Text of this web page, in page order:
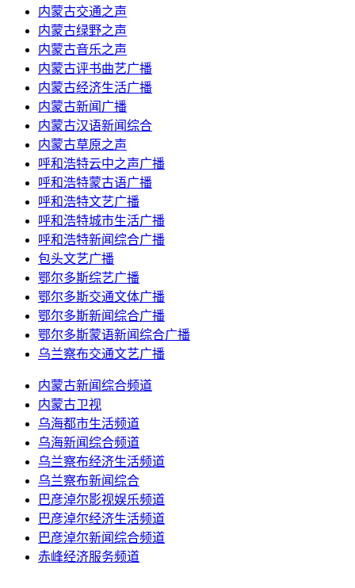
内蒙古交通之声
内蒙古绿野之声
内蒙古音乐之声
内蒙古评书曲艺广播
内蒙古经济生活广播
内蒙古新闻广播
内蒙古汉语新闻综合
内蒙古草原之声
呼和浩特云中之声广播
呼和浩特蒙古语广播
呼和浩特文艺广播
呼和浩特城市生活广播
呼和浩特新闻综合广播
包头文艺广播
鄂尔多斯综艺广播
鄂尔多斯交通文体广播
鄂尔多斯新闻综合广播
鄂尔多斯蒙语新闻综合广播
乌兰察布交通文艺广播
内蒙古新闻综合频道
内蒙古卫视
乌海都市生活频道
乌海新闻综合频道
乌兰察布经济生活频道
乌兰察布新闻综合
巴彦淖尔影视娱乐频道
巴彦淖尔经济生活频道
巴彦淖尔新闻综合频道
赤峰经济服务频道